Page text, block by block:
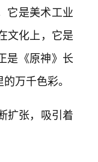
它是美术工业
文化上，它是
是《原神》长
万千色彩。
扩张，吸引着